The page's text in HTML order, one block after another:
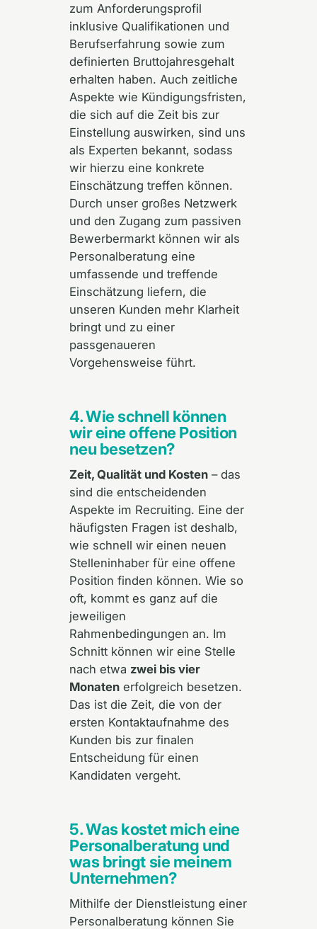
zum Anforderungsprofil
inklusive Qualifikationen und
Berufserfahrung sowie zum
definierten Bruttojahresgehalt
erhalten haben. Auch zeitliche
Aspekte wie Kündigungsfristen,
die sich auf die Zeit bis zur
Einstellung auswirken, sind uns
als Experten bekannt, sodass
wir hierzu eine konkrete
Einschätzung treffen können.
Durch unser großes Netzwerk
und den Zugang zum passiven
Bewerbermarkt können wir als
Personalberatung eine
umfassende und treffende
Einschätzung liefern, die
unseren Kunden mehr Klarheit
bringt und zu einer
passgenaueren
Vorgehensweise führt.
4. Wie schnell können
wir eine offene Position
neu besetzen?
Zeit, Qualität und Kosten – das
sind die entscheidenden
Aspekte im Recruiting. Eine der
häufigsten Fragen ist deshalb,
wie schnell wir einen neuen
Stelleninhaber für eine offene
Position finden können. Wie so
oft, kommt es ganz auf die
jeweiligen
Rahmenbedingungen an. Im
Schnitt können wir eine Stelle
nach etwa zwei bis vier
Monaten erfolgreich besetzen.
Das ist die Zeit, die von der
ersten Kontaktaufnahme des
Kunden bis zur finalen
Entscheidung für einen
Kandidaten vergeht.
5. Was kostet mich eine
Personalberatung und
was bringt sie meinem
Unternehmen?
Mithilfe der Dienstleistung einer
Personalberatung können Sie